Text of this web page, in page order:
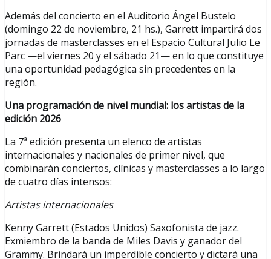
Además del concierto en el Auditorio Ángel Bustelo
(domingo 22 de noviembre, 21 hs.), Garrett impartirá dos
jornadas de masterclasses en el Espacio Cultural Julio Le
Parc —el viernes 20 y el sábado 21— en lo que constituye
una oportunidad pedagógica sin precedentes en la
región.
Una programación de nivel mundial: los artistas de la
edición 2026
La 7ª edición presenta un elenco de artistas
internacionales y nacionales de primer nivel, que
combinarán conciertos, clínicas y masterclasses a lo largo
de cuatro días intensos:
Artistas internacionales
Kenny Garrett (Estados Unidos) Saxofonista de jazz.
Exmiembro de la banda de Miles Davis y ganador del
Grammy. Brindará un imperdible concierto y dictará una